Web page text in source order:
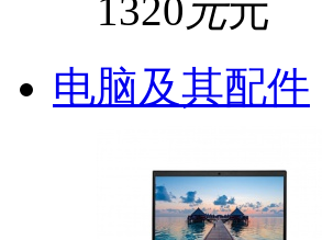
1320 元元
电脑及其配件